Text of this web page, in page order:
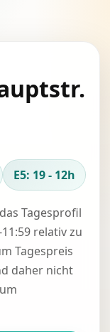
E5: 19 - 12h
Tagesprofil
relativ zu
Tagespreis
daher nicht